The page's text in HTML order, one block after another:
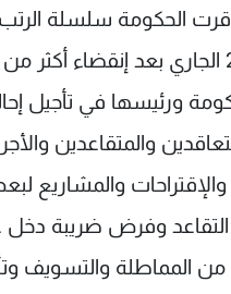
والذي بموجبه أقرت الحكومة
وإعتصامات وتظاهرات في 16 و23
ورئيسها في
والمتقاعدين
والإقتراحات والمشاريع
وفرض ضريبة دخل
من المماطلة والتسويف